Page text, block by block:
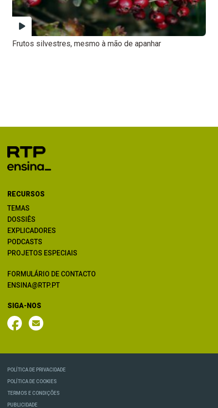
Frutos silvestres, mesmo à mão de apanhar
RECURSOS
TEMAS
DOSSIÊS
EXPLICADORES
PODCASTS
PROJETOS ESPECIAIS
FORMULÁRIO DE CONTACTO
ENSINA@RTP.PT
SIGA-NOS
POLÍTICA DE PRIVACIDADE
POLÍTICA DE COOKIES
TERMOS E CONDIÇÕES
PUBLICIDADE